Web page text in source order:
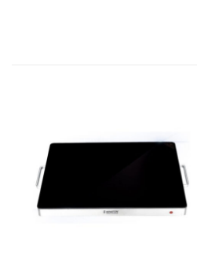
ל
WISHLIST